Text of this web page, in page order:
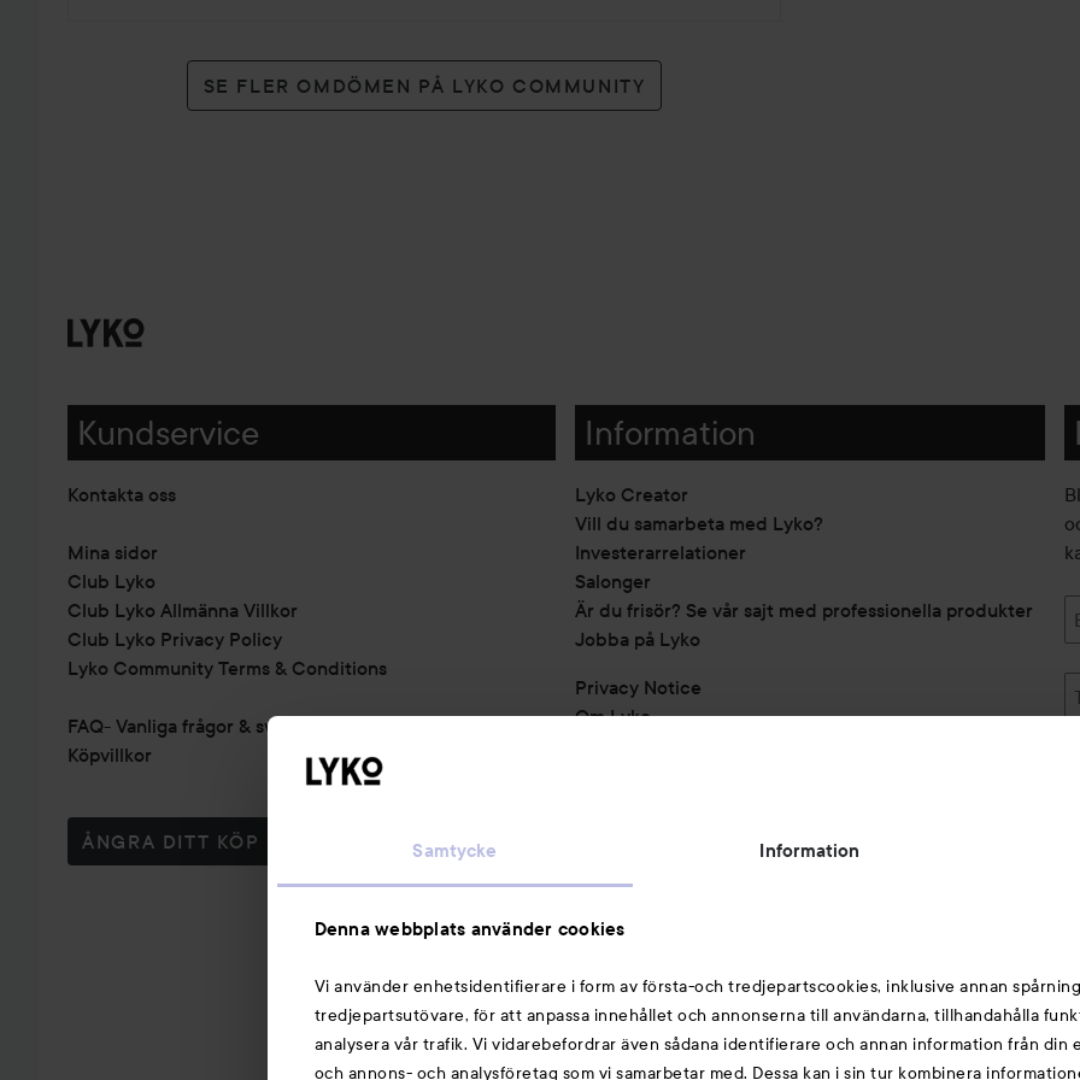
Samtycke Information
Denna webbplats använder cookies
Vi använder enhetsidentifierare i form av första-och tredjepartscookies, inklusive annan
tredjepartsutövare, för att anpassa innehållet och annonserna till användarna, tillhandahålla
analysera vår trafik. Vi vidarebefordrar även sådana identifierare och annan information från din
och annons- och analysföretag som vi samarbetar med. Dessa kan i sin tur kombinera
SE FLER OMDÖMEN PÅ LYKO COMMUNITY
Kundservice
Kontakta oss
Mina sidor
Club Lyko
Club Lyko Allmänna Villkor
Club Lyko Privacy Policy
Lyko Community Terms & Conditions
FAQ- Vanliga frågor & svar
Köpvillkor
ÅNGRA DITT KÖP
Information
Lyko Creator
Vill du samarbeta med Lyko?
Investerarrelationer
Salonger
Är du frisör? Se vår sajt med professionella produkter
Jobba på Lyko
Privacy Notice
Om Lyko
Michael Edwards Fragrances of the World
Cookie Consent
Partners
Du kanske också gillar